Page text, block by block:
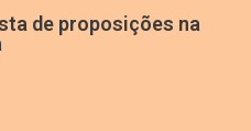
de proposições na